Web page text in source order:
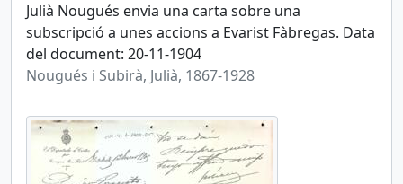
Julià Nougués envia una carta sobre una
subscripció a unes accions a Evarist Fàbregas. Data
del document: 20-11-1904
Nougués i Subirà, Julià, 1867-1928